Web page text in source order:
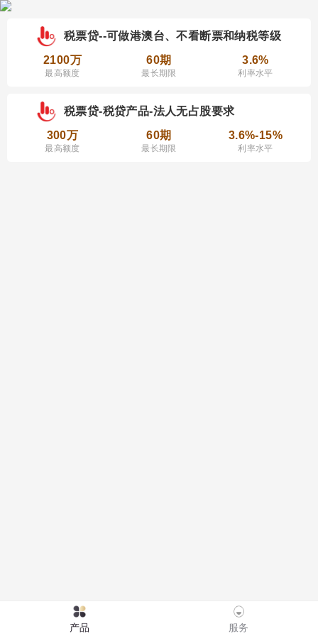
税票贷--可做港澳台、不看断票和纳税等级
2100万
最高额度
60期
最长期限
3.6%
利率水平
税票贷-税贷产品-法人无占股要求
300万
最高额度
60期
最长期限
3.6%-15%
利率水平
产品 服务